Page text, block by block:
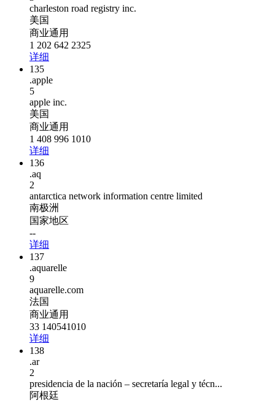
charleston road registry inc.
美国
商业通用
1 202 642 2325
详细
135
.apple
5
apple inc.
美国
商业通用
1 408 996 1010
详细
136
.aq
2
antarctica network information centre limited
南极洲
国家地区
--
详细
137
.aquarelle
9
aquarelle.com
法国
商业通用
33 140541010
详细
138
.ar
2
presidencia de la nación – secretaría legal y técn...
阿根廷